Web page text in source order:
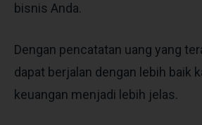
bisnis Anda.
Dengan pencatatan uang yang
dapat berjalan dengan lebih baik
keuangan menjadi lebih jelas.